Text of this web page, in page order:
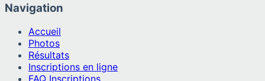
Navigation
Accueil
Photos
Résultats
Inscriptions en ligne